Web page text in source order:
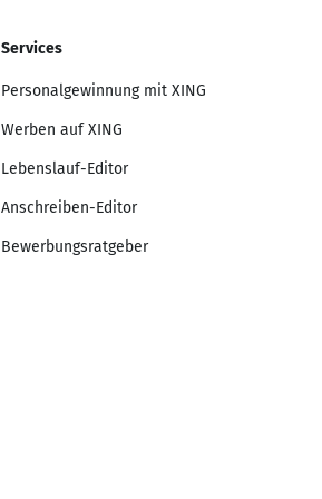
Services
Personalgewinnung mit XING
Werben auf XING
Lebenslauf-Editor
Anschreiben-Editor
Bewerbungsratgeber